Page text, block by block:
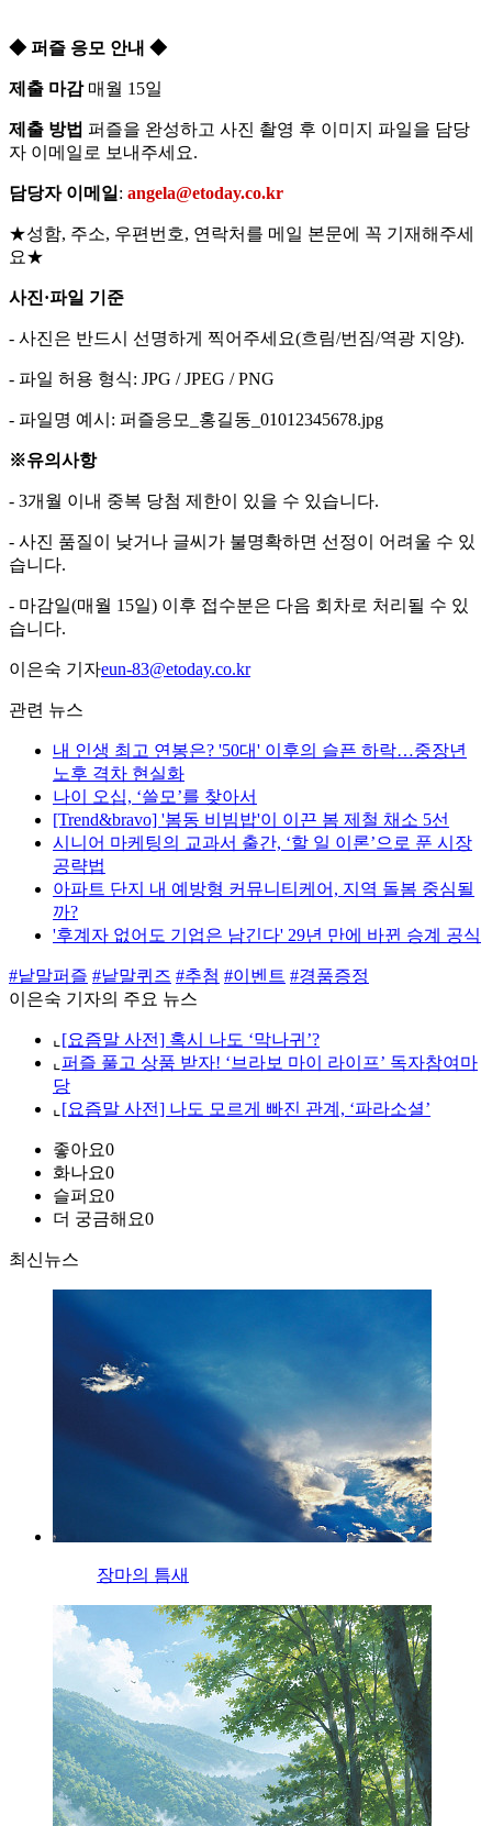
◆ 퍼즐 응모 안내 ◆
제출 마감매월 15일
제출 방법 퍼즐을 완성하고 사진 촬영 후 이미지 파일을 담당
자 이메일로 보내주세요.
담당자 이메일 : angela@etoday.co.kr
★성함, 주소, 우편번호, 연락처를 메일 본문에 꼭 기재해주세
요★
사진·파일 기준
- 사진은 반드시 선명하게 찍어주세요(흐림/번짐/역광 지양).
- 파일 허용 형식: JPG / JPEG / PNG
- 파일명 예시: 퍼즐응모_홍길동_01012345678.jpg
※유의사항
- 3개월 이내 중복 당첨 제한이 있을 수 있습니다.
- 사진 품질이 낮거나 글씨가 불명확하면 선정이 어려울 수 있
습니다.
- 마감일(매월 15일) 이후 접수분은 다음 회차로 처리될 수 있
습니다.
이은숙 기자eun-83@etoday.co.kr
관련 뉴스
내 인생 최고 연봉은? '50대' 이후의 슬픈 하락…중장년
노후 격차 현실화
나이 오십, ‘쓸모’를 찾아서
[Trend&bravo] '봄동 비빔밥'이 이끈 봄 제철 채소 5선
시니어 마케팅의 교과서 출간, ‘할 일 이론’으로 푼 시장
공략법
아파트 단지 내 예방형 커뮤니티케어, 지역 돌봄 중심될
까?
'후계자 없어도 기업은 남긴다' 29년 만에 바뀐 승계 공식
#낱말퍼즐 #낱말퀴즈 #추첨 #이벤트 #경품증정
이은숙 기자의 주요 뉴스
⌞ [요즘말 사전] 혹시 나도 ‘막나귀’?
⌞ 퍼즐 풀고 상품 받자! ‘브라보 마이 라이프’ 독자참여마
당
⌞ [요즘말 사전] 나도 모르게 빠진 관계, ‘파라소셜’
좋아요0
화나요0
슬퍼요0
더 궁금해요0
최신뉴스
장마의 틈새